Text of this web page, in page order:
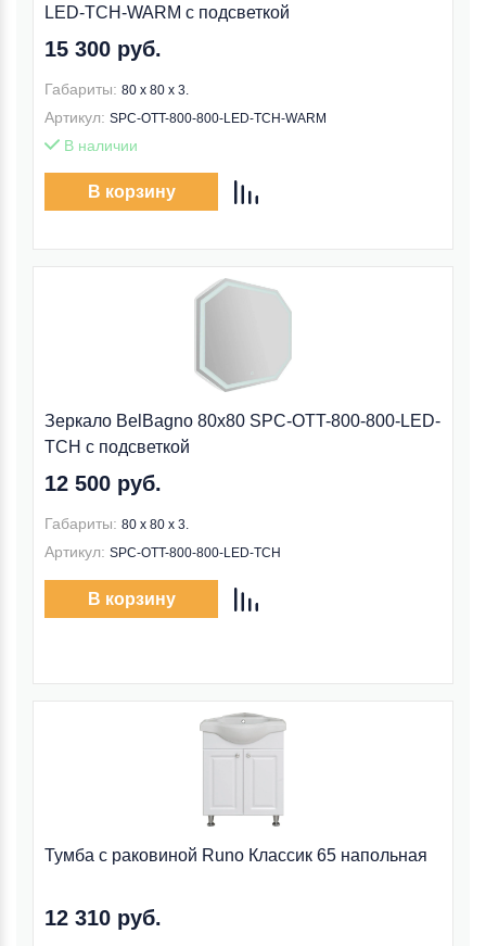
LED-TCH-WARM с подсветкой
15 300 руб.
Габариты: 80 x 80 x 3.
Артикул: SPC-OTT-800-800-LED-TCH-WARM
В наличии
В корзину
Зеркало BelBagno 80x80 SPC-OTT-800-800-LED-
TCH с подсветкой
12 500 руб.
Габариты: 80 x 80 x 3.
Артикул: SPC-OTT-800-800-LED-TCH
В корзину
Тумба с раковиной Runo Классик 65 напольная
12 310 руб.